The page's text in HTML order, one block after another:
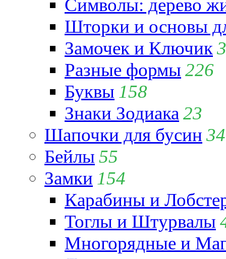
Символы: дерево
Шторки и основы
Замочек и Ключик
Разные формы 226
Буквы 158
Знаки Зодиака 23
Шапочки для бусин 34
Бейлы 55
Замки 154
Карабины и
Тоглы и Штурвалы
Многорядные и